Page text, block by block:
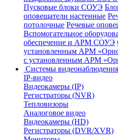
Пусковые блоки СОУЭ
оповещатели настенные
потолочные Речевые
Вспомогательное
обеспечение и АРМ СОУЭ
установленным АРМ
с установленным АРМ
Системы видеонаблюдения
IP-видео
Видеокамеры (IP)
Регистраторы (NVR)
Тепловизоры
Аналоговое видео
Видеокамеры (HD)
Регистраторы (DVR/XVR)